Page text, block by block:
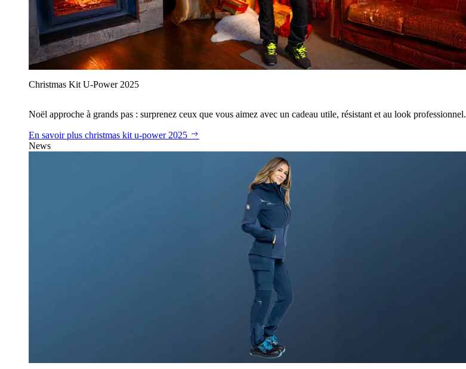
Christmas Kit U‑Power 2025
Noël approche à grands pas : surprenez ceux que vous aimez avec un cadeau utile, résistant et au look professionnel.
En savoir plus christmas kit u‑power 2025
News